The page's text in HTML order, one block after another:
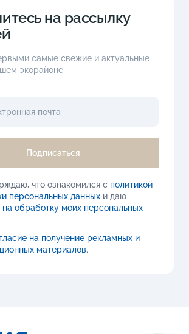
на рассылку
самые свежие и актуальные
экорайоне
Подписаться
что ознакомился с политикой
персональных данныхи даю
на обработку моих персональных
на получение рекламных и
материалов.